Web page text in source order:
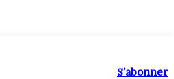
S’abonner